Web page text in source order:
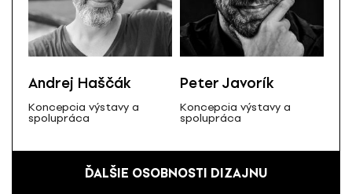
Andrej Haščák
Koncepcia výstavy a
spolupráca
Peter Javorík
Koncepcia výstavy a
spolupráca
ĎALŠIE OSOBNOSTI DIZAJNU